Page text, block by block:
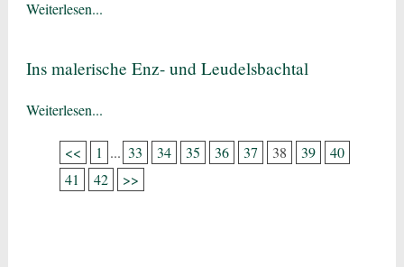
Weiterlesen...
Ins malerische Enz- und Leudelsbachtal
Weiterlesen...
<< 1 ... 33 34 35 36 37 38 39
40
41
42 >>